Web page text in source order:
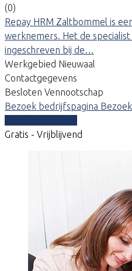
(0)
Repay HRM Zaltbommel is
werknemers. Het de
ingeschreven bij de…
Werkgebied Nieuwaal
Contactgegevens
Besloten Vennootschap
Bezoek bedrijfspagina
Gratis - Vrijblijvend